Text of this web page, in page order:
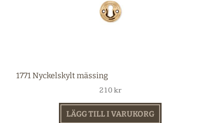
1771 Nyckelskylt mässing
210 kr
LÄGG TILL I VARUKORG